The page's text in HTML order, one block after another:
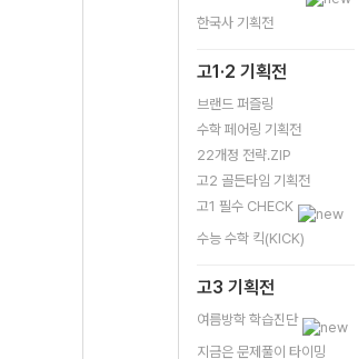
한국사 기획전
고1·2 기획전
브랜드 퍼즐링
수학 페어링 기획전
22개정 전략.ZIP
고2 골든타임 기획전
고1 필수 CHECK
수능 수학 킥(KICK)
고3 기획전
여름방학 학습진단
지금은 문제풀이 타이밍